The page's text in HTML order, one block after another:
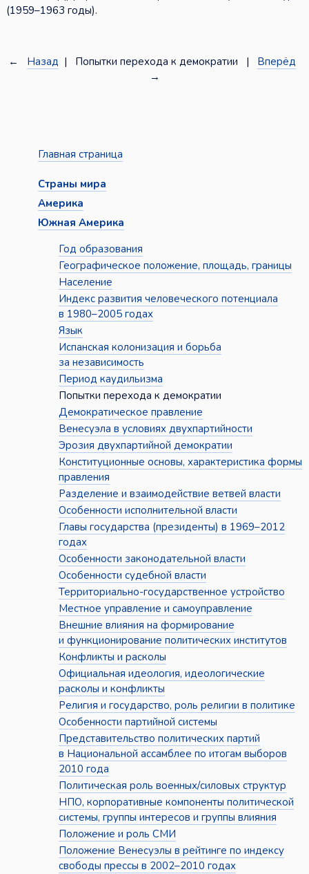
(1959–1963 годы).
← Назад | Попытки перехода к демократии | Вперёд
→
Главная страница
Страны мира
Америка
Южная Америка
Год образования
Географическое положение, площадь, границы
Население
Индекс развития человеческого потенциала
в 1980–2005 годах
Язык
Испанская колонизация и борьба
за независимость
Период каудильизма
Попытки перехода к демократии
Демократическое правление
Венесуэла в условиях двухпартийности
Эрозия двухпартийной демократии
Конституционные основы, характеристика формы
правления
Разделение и взаимодействие ветвей власти
Особенности исполнительной власти
Главы государства (президенты) в 1969–2012
годах
Особенности законодательной власти
Особенности судебной власти
Территориально-государственное устройство
Местное управление и самоуправление
Внешние влияния на формирование
и функционирование политических институтов
Конфликты и расколы
Официальная идеология, идеологические
расколы и конфликты
Религия и государство, роль религии в политике
Особенности партийной системы
Представительство политических партий
в Национальной ассамблее по итогам выборов
2010 года
Политическая роль военных/силовых структур
НПО, корпоративные компоненты политической
системы, группы интересов и группы влияния
Положение и роль СМИ
Положение Венесуэлы в рейтинге по индексу
свободы прессы в 2002–2010 годах